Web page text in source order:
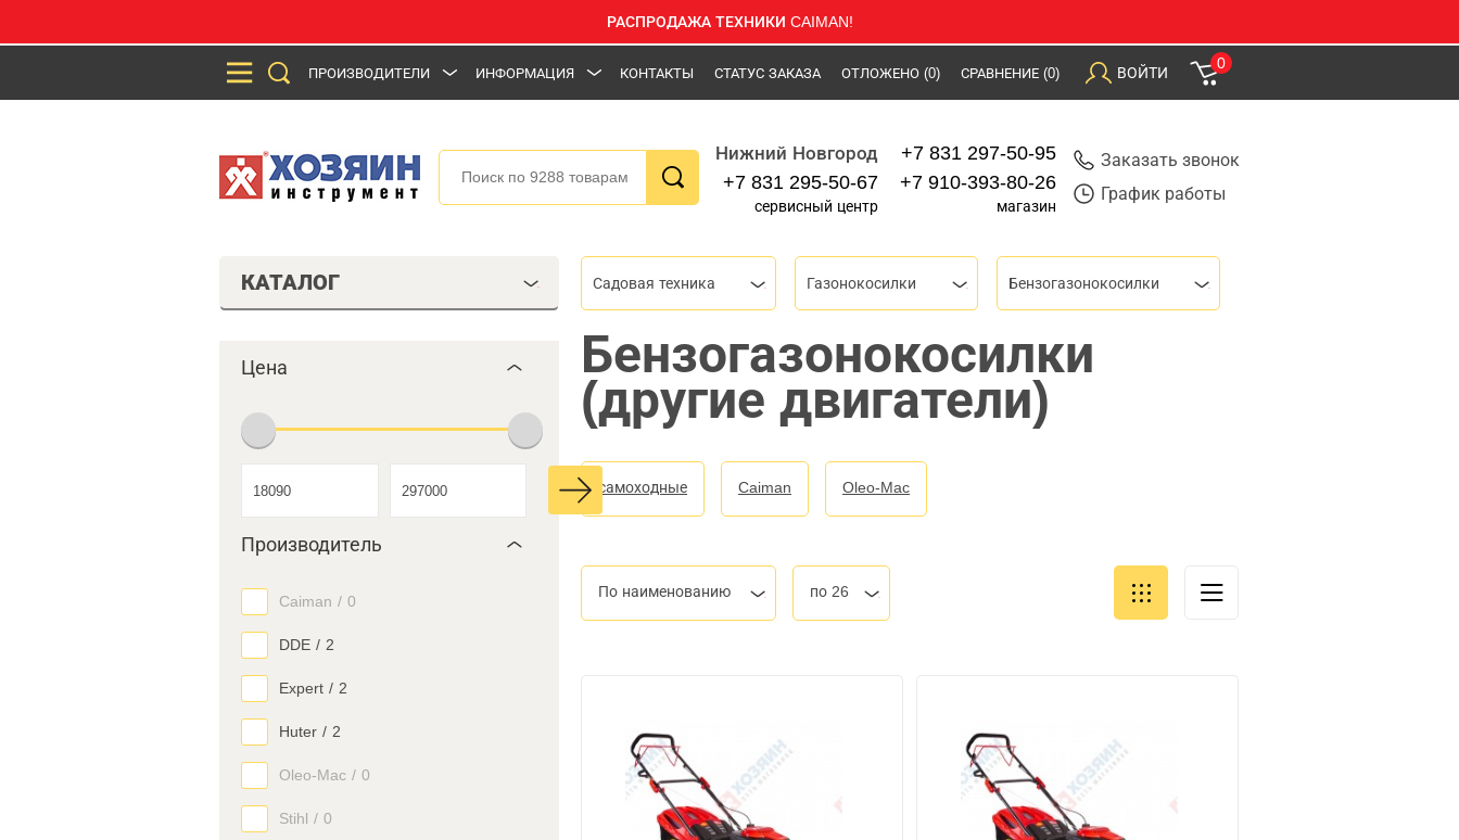
РАСПРОДАЖА ТЕХНИКИ CAIMAN!
ПРОИЗВОДИТЕЛИ ИНФОРМАЦИЯ КОНТАКТЫ СТАТУС ЗАКАЗА ОТЛОЖЕНО (0) СРАВНЕНИЕ (0) ВОЙТИ
0
Нижний Новгород
+7 831 295-50-67
сервисный центр
+7 831 297-50-95
+7 910-393-80-26
магазин
Заказать звонок
График работы
КАТАЛОГ
Цена
Производитель
Caiman / 0
DDE / 2
Expert / 2
Huter / 2
Oleo-Mac / 0
Stihl / 0
Садовая техника Газонокосилки Бензогазонокосилки
Бензогазонокосилки
(другие двигатели)
самоходные Caiman Oleo-Mac
По наименованию по 26